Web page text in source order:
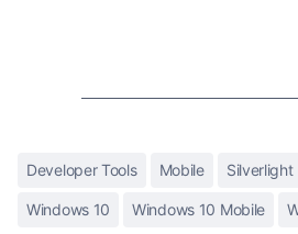
Developer Tools Mobile Silverlight
Windows 10 Windows 10 Mobile